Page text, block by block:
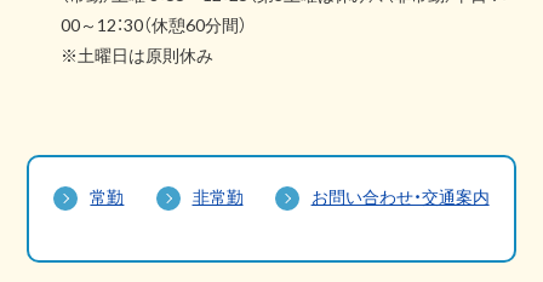
00～12：30（休憩60分間）
※土曜日は原則休み
常勤 非常勤 お問い合わせ・交通案内